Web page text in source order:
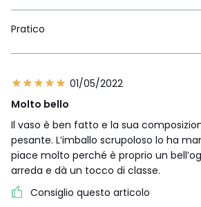
Pratico
01/05/2022
Molto bello
Il vaso è ben fatto e la sua
pesante. L’imballo scrupoloso lo ha
piace molto perché è proprio un
arreda e dà un tocco di classe.
Consiglio questo articolo